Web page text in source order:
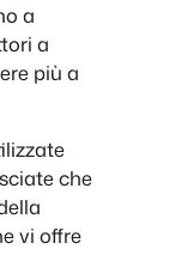
a
a
più a
che
vi offre